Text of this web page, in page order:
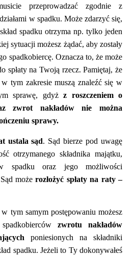
przeprowadzać zgodnie z
w spadku. Może zdarzyć się,
spadku otrzyma np. tylko jeden
sytuacjimożesz żądać, aby zostały
spadkobiercę. Oznacza to, że może
spłaty na Twoją rzecz. Pamiętaj, że
tym zakresie muszą znaleźć się w
sprawę, gdyż z roszczeniem o
zwrot nakładów nie można
sprawy.
ustala sąd. Sąd bierze pod uwagę
otrzymanego składnika majątku,
spadku oraz jego możliwości
możerozłożyć spłaty na raty –
tym samym postępowaniu możesz
zwrotu nakładów
poniesionych na składniki
spadku. Jeżeli to Ty dokonywałeś